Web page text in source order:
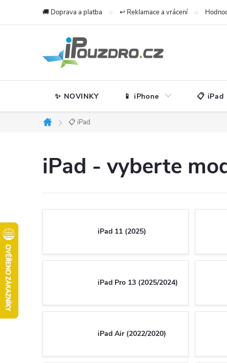
🚚 Doprava a platba ↩️ Reklamace a vrácení
✨ NOVINKY 📱 iPhone 📋 iPad
Domů
📋 iPad
iPad - vyberte
iPad 11 (2025)
iPad Pro 13 (2025/2024)
iPad Air (2022/2020)